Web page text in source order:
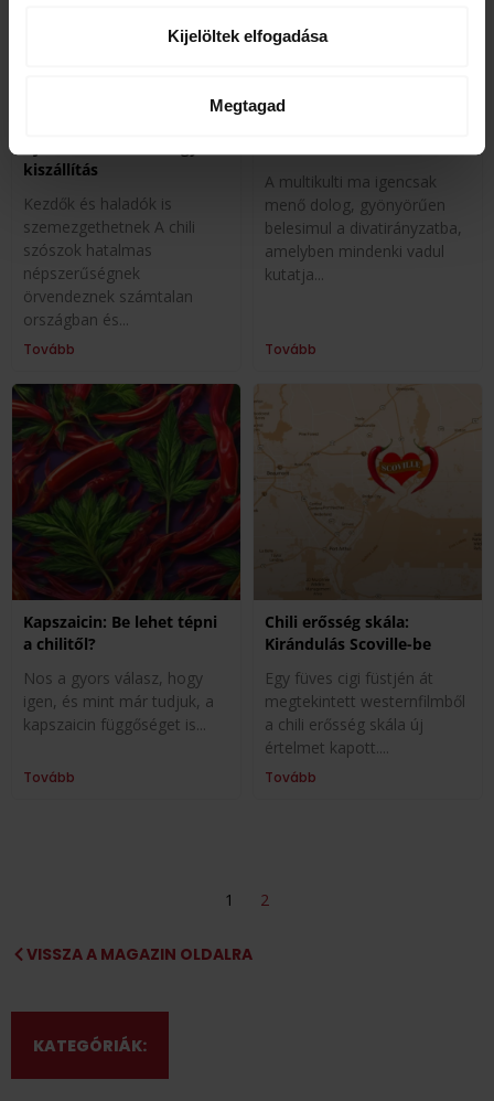
Kijelöltek elfogadása
Megtagad
kiszállítás
Kezdők és haladók is
szemezgethetnek A chili
szószok hatalmas
népszerűségnek
örvendeznek számtalan
országban és
Tovább
A multikulti ma igencsak
menő dolog, gyönyörűen
belesimul a divatirányzatba,
amelyben mindenki vadul
kutatja
Tovább
Kapszaicin: Be lehet tépni
a chilitől?
Nos a gyors válasz, hogy
igen, és mint már tudjuk, a
kapszaicin függőséget is
Tovább
Chili erősség skála:
Kirándulás Scoville-be
Egy füves cigi füstjén át
megtekintett westernfilmből
a chili erősség skála új
értelmet kapott.
Tovább
1 2
VISSZA A MAGAZIN OLDALRA
KATEGÓRIÁK: